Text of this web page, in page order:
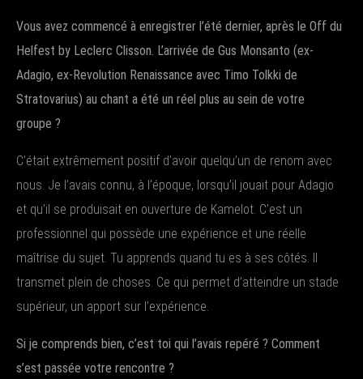
Vous avez commencé à enregistrer l’été dernier, après le Off du
Helfest by Leclerc Clisson. L’arrivée de Gus Monsanto (ex-
Adagio, ex-Revolution Renaissance avec Timo Tolkki de
Stratovarius) au chant a été un réel plus au sein de votre
groupe ?
C’était extrêmement positif d’avoir quelqu’un de renom avec
nous. Je l’avais connu, à l’époque, lorsqu’il jouait pour Adagio
et qu’il se produisait en ouverture de Kamelot. C’est un
professionnel qui possède une expérience et une réelle
maîtrise du sujet. Tu apprends quand tu es à ses côtés. Il
transmet plein de choses. Ce qui permet d’atteindre un stade
supérieur, un apport sur l’expérience.
Si je comprends bien, c’est toi qui l’avais repéré ? Comment
s’est passée votre rencontre ?